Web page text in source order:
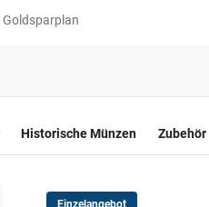
Goldsparplan
Historische Münzen Zubehör
Einzelangebot